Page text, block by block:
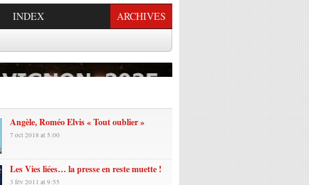
INDEX ARCHIVES
Angèle, Roméo Elvis « Tout oublier »
7 oct 2018 at 5:00
Les Vies liées… la presse en reste muette !
3 fév 2011 at 9:55